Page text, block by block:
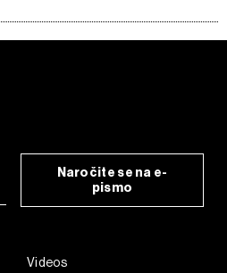
Naročite se na e-
pismo
Videos